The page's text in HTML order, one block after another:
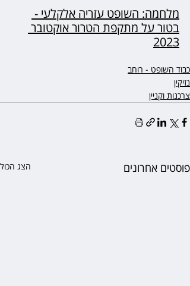
מלחמה: השופט עזריה אלקלעי -
בטור על מתקפת הטרור אוקטובר
2023
כבוד השופט - רוחב
נזיקין
צרכנות וקניין
פוסטים אחרונים הצג הכול